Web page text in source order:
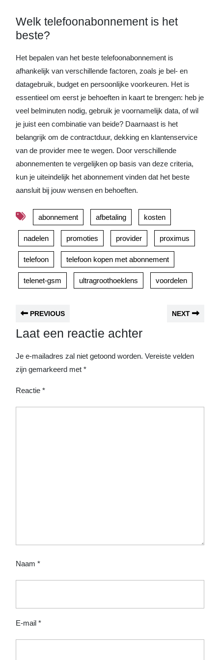
Welk telefoonabonnement is het
beste?
Het bepalen van het beste telefoonabonnement is
afhankelijk van verschillende factoren, zoals je bel- en
datagebruik, budget en persoonlijke voorkeuren. Het is
essentieel om eerst je behoeften in kaart te brengen: heb je
veel belminuten nodig, gebruik je voornamelijk data, of wil
je juist een combinatie van beide? Daarnaast is het
belangrijk om de contractduur, dekking en klantenservice
van de provider mee te wegen. Door verschillende
abonnementen te vergelijken op basis van deze criteria,
kun je uiteindelijk het abonnement vinden dat het beste
aansluit bij jouw wensen en behoeften.
abonnement afbetaling kosten
nadelen promoties provider proximus
telefoon telefoon kopen met abonnement
telenet-gsm ultragroothoeklens voordelen
PREVIOUS NEXT
Laat een reactie achter
Je e-mailadres zal niet getoond worden. Vereiste velden
zijn gemarkeerd met *
Reactie *
Naam *
E-mail *